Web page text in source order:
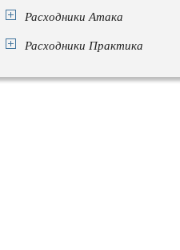
Расходники Атака
Расходники Практика